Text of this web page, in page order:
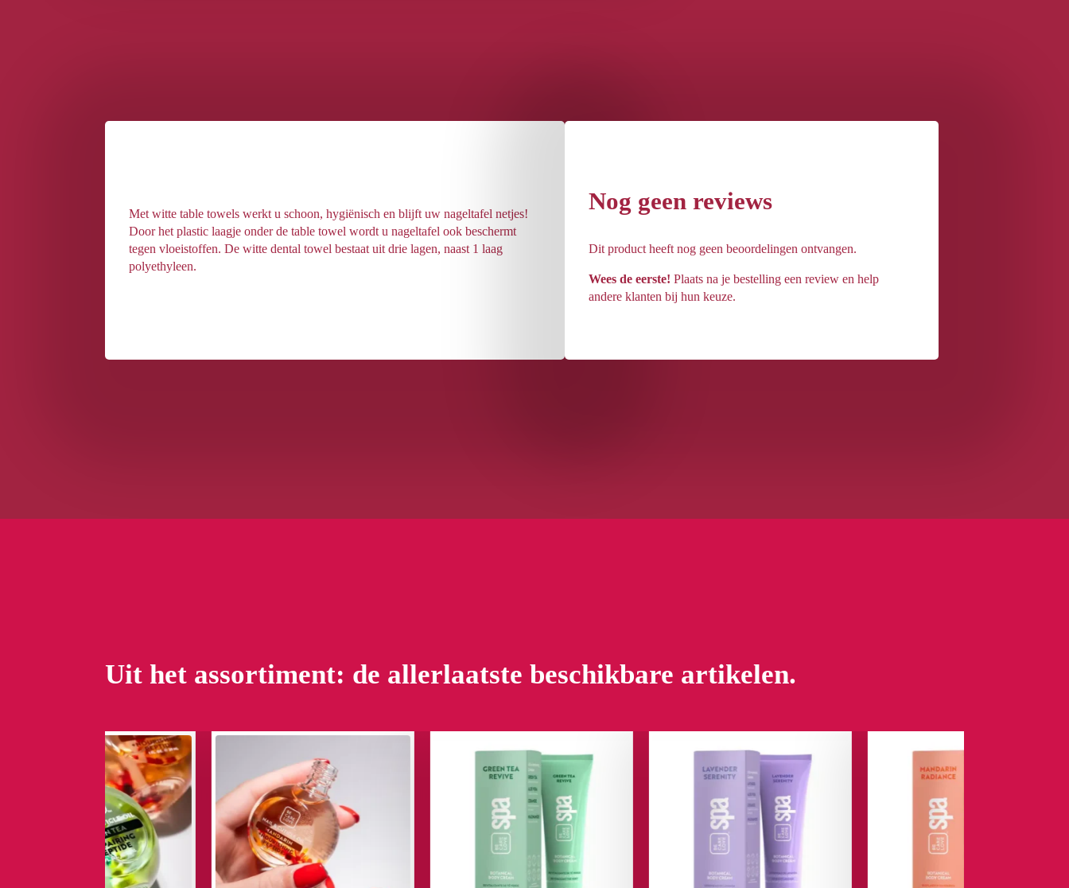
Met witte table towels werkt u schoon, hygiënisch en blijft uw nageltafel netjes!
Door het plastic laagje onder de table towel wordt u nageltafel ook beschermt
tegen vloeistoffen. De witte dental towel bestaat uit drie lagen, naast 1 laag
polyethyleen.
Nog geen reviews
Dit product heeft nog geen beoordelingen ontvangen.
Wees de eerste! Plaats na je bestelling een review en help
andere klanten bij hun keuze.
Uit het assortiment: de allerlaatste beschikbare artikelen.